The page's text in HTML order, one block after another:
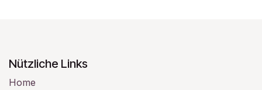
Nützliche Links
Home